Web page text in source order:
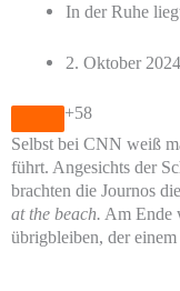
In der Ruhe
2. Oktober 2024
+58
Selbst bei CNN weiß
führt. Angesichts der
brachten die Journos
at the beach. Am Ende
übrigbleiben, der